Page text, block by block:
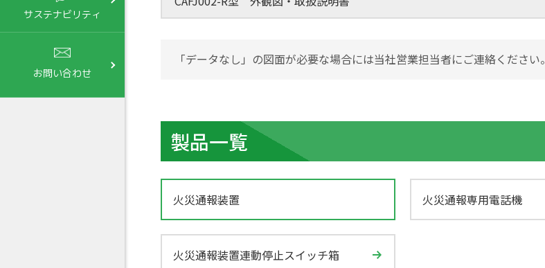
サステナビリティ
お問い合わせ
「データなし」の図面が必要な場合には当社営業担当者にご連絡ください。
製品一覧
火災通報装置 火災通報専用電話機
火災通報装置連動停止スイッチ箱